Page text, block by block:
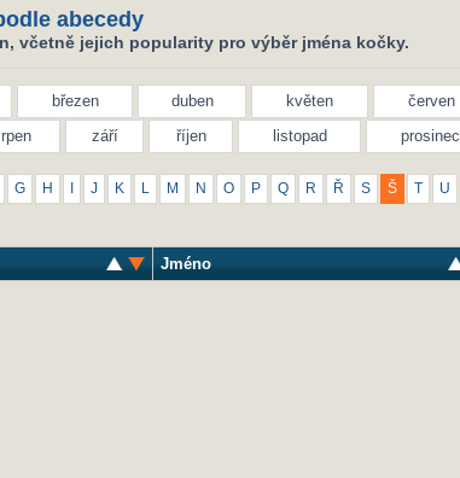
abecedy
včetně jejich popularity pro výběr jména kočky.
březen duben květen
červen
září říjen listopad prosinec
G H J K M N O P Q R Ř S Š T U
Jméno